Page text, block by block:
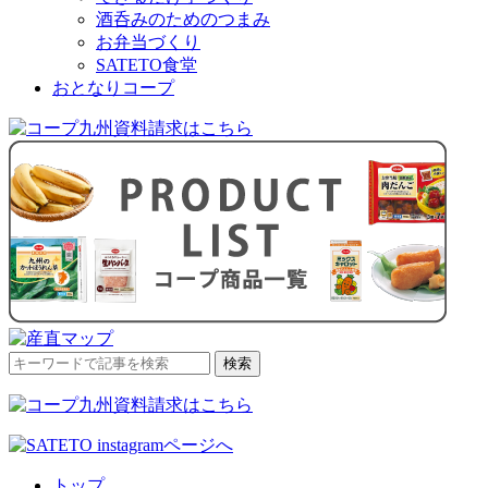
酒呑みのためのつまみ
お弁当づくり
SATETO食堂
おとなりコープ
検
対
検索